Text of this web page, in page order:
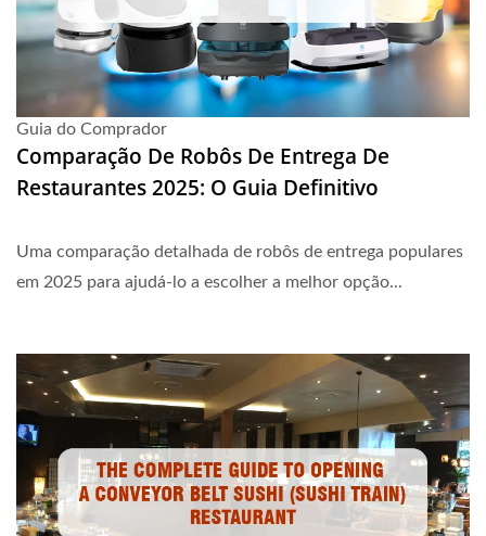
Guia do Comprador
Comparação De Robôs De Entrega De
Restaurantes 2025: O Guia Definitivo
Uma comparação detalhada de robôs de entrega populares
em 2025 para ajudá-lo a escolher a melhor opção...